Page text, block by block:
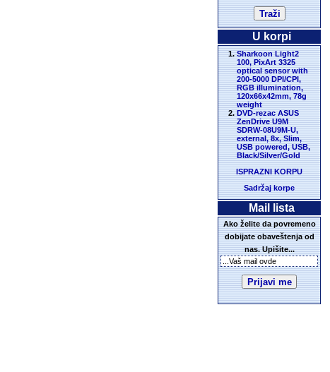
U korpi
Sharkoon Light2
100, PixArt 3325
optical sensor with
200-5000 DPI/CPI,
RGB illumination,
120x66x42mm, 78g
weight
DVD-rezac ASUS
ZenDrive U9M
SDRW-08U9M-U,
external, 8x, Slim,
USB powered, USB,
Black/Silver/Gold
ISPRAZNI KORPU
Sadržaj korpe
Mail lista
Ako želite da povremeno
dobijate obaveštenja od
nas. Upišite...